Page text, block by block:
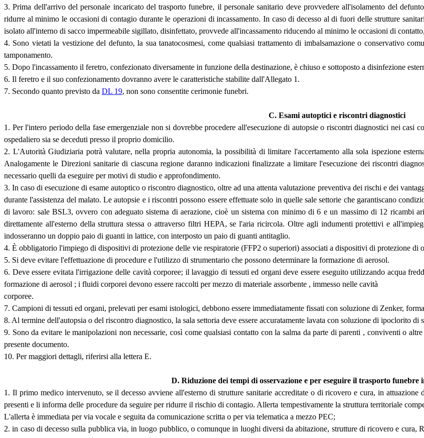
3. Prima dell'arrivo del personale incaricato del trasporto funebre, il personale sanitario deve provvedere all'isolamento del
ridurre al minimo le occasioni di contagio durante le operazioni di incassamento. In caso di decesso al di fuori delle strutture
isolato all'interno di sacco impermeabile sigillato, disinfettato, provvede all'incassamento riducendo al minimo le occasioni di
4. Sono vietati la vestizione del defunto, la sua tanatocosmesi, come qualsiasi trattamento di imbalsamazione o conservativo
tamponamento.
5. Dopo l'incassamento il feretro, confezionato diversamente in funzione della destinazione, è chiuso e sottoposto a disinfezione
6. Il feretro e il suo confezionamento dovranno avere le caratteristiche stabilite dall'Allegato 1.
7. Secondo quanto previsto da DL 19, non sono consentite cerimonie funebri.
C. Esami autoptici e riscontri diagnostici
1. Per l'intero periodo della fase emergenziale non si dovrebbe procedere all'esecuzione di autopsie o riscontri diagnostici nei
ospedaliero sia se deceduti presso il proprio domicilio.
2. L'Autorità Giudiziaria potrà valutare, nella propria autonomia, la possibilità di limitare l'accertamento alla sola ispezione
Analogamente le Direzioni sanitarie di ciascuna regione daranno indicazioni finalizzate a limitare l'esecuzione dei riscontri
necessario quelli da eseguire per motivi di studio e approfondimento.
3. In caso di esecuzione di esame autoptico o riscontro diagnostico, oltre ad una attenta valutazione preventiva dei rischi e dei
durante l'assistenza del malato. Le autopsie e i riscontri possono essere effettuate solo in quelle sale settorie che garantiscano
di lavoro: sale BSL3, ovvero con adeguato sistema di aerazione, cioè un sistema con minimo di 6 e un massimo di 12 ricambi
direttamente all'esterno della struttura stessa o attraverso filtri HEPA, se l'aria ricircola. Oltre agli indumenti protettivi e
indosseranno un doppio paio di guanti in lattice, con interposto un paio di guanti antitaglio.
4. È obbligatorio l'impiego di dispositivi di protezione delle vie respiratorie (FFP2 o superiori) associati a dispositivi di protezione di
5. Si deve evitare l'effettuazione di procedure e l'utilizzo di strumentario che possono determinare la formazione di aerosol.
6. Deve essere evitata l'irrigazione delle cavità corporee; il lavaggio di tessuti ed organi deve essere eseguito utilizzando acqua
formazione di aerosol ; i fluidi corporei devono essere raccolti per mezzo di materiale assorbente , immesso nelle cavità
corporee.
7. Campioni di tessuti ed organi, prelevati per esami istologici, debbono essere immediatamente fissati con soluzione di Zenker,
8. Al termine dell'autopsia o del riscontro diagnostico, la sala settoria deve essere accuratamente lavata con soluzione di ipoclorito di
9. Sono da evitare le manipolazioni non necessarie, così come qualsiasi contatto con la salma da parte di parenti , conviventi o
presente documento.
10. Per maggiori dettagli, riferirsi alla lettera E.
D. Riduzione dei tempi di osservazione e per eseguire il trasporto funebre
1. Il primo medico intervenuto, se il decesso avviene all'esterno di strutture sanitarie accreditate o di ricovero e cura, in
presenti e li informa delle procedure da seguire per ridurre il rischio di contagio. Allerta tempestivamente la struttura territoriale
L'allerta è immediata per via vocale e seguita da comunicazione scritta o per via telematica a mezzo PEC;
2. in caso di decesso sulla pubblica via, in luogo pubblico, o comunque in luoghi diversi da abitazione, strutture di ricovero e